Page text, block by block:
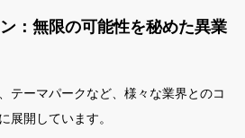
：無限の可能性を秘めた異業
テーマパークなど、様々な業界とのコ
展開しています。